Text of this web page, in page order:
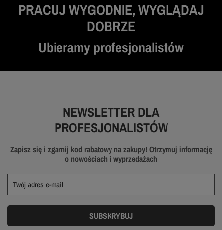
PRACUJ WYGODNIE, WYGLĄDAJ
DOBRZE
Ubieramy profesjonalistów
NEWSLETTER DLA
PROFESJONALISTÓW
Zapisz się i zgarnij kod rabatowy na zakupy! Otrzymuj informację
o nowościach i wyprzedażach